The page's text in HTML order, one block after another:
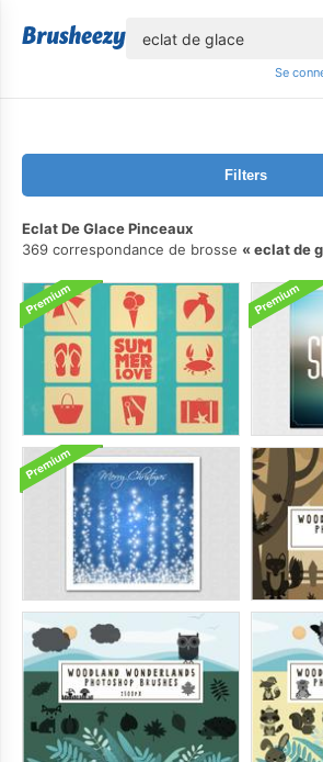
Se
Filters
Eclat De Glace Pinceaux
369 correspondance de brosse
eclat de